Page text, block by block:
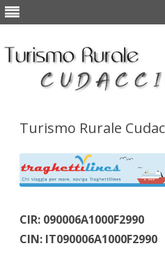
Turismo Rurale
CIR: 090006A1000F2990
CIN: IT090006A1000F2990